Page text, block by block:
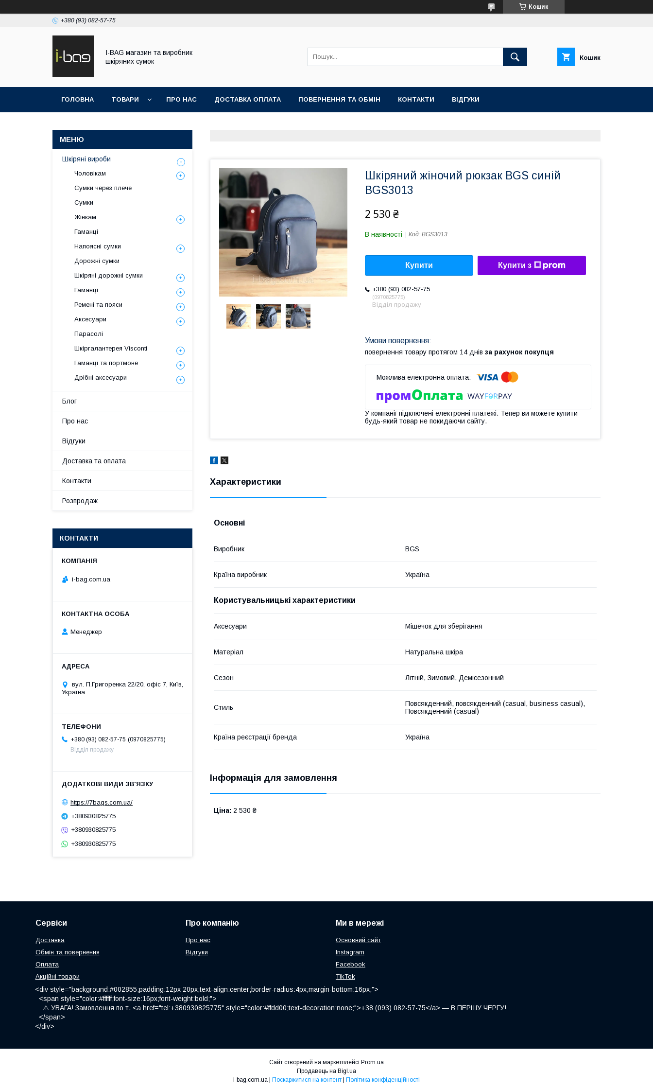
Кошик
+380 (93) 082-57-75
I-BAG магазин та виробник
шкіряних сумок
Кошик
ГОЛОВНА ТОВАРИ ПРО НАС ДОСТАВКА ОПЛАТА ПОВЕРНЕННЯ ТА ОБМІН КОНТАКТИ ВІДГУКИ
Шкіряний жіночий рюкзак BGS синій
BGS3013
2 530 ₴
В наявності Код: BGS3013
Купити Купити з
+380 (93) 082-57-75
0970825775
Відділ продажу
повернення товару протягом 14 днів за рахунок покупця
У компанії підключені електронні платежі. Тепер ви можете купити
будь-який товар не покидаючи сайту.
Характеристики
Основні
Виробник BGS
Країна виробник Україна
Користувальницькі характеристики
Аксесуари Мішечок для зберігання
Матеріал Натуральна шкіра
Сезон Літній, Зимовий, Демісезонний
Стиль
Повсякденний, повсякденний (casual, business casual),
Повсякденний (casual)
Країна реєстрації бренда Україна
Інформація для замовлення
Ціна: 2 530 ₴
Шкіряні вироби
Чоловікам
Сумки через плече
Сумки
Жінкам
Гаманці
Напоясні сумки
Дорожні сумки
Шкіряні дорожні сумки
Гаманці
Ремені та пояси
Аксесуари
Парасолі
Шкіргалантерея Visconti
Гаманці та портмоне
Дрібні аксесуари
Блог
Про нас
Відгуки
Доставка та оплата
Контакти
Розпродаж
КОНТАКТИ
i-bag.com.ua
Менеджер
вул. П.Григоренка 22/20, офіс 7, Київ,
Україна
+380 (93) 082-57-75
0970825775
Відділ продажу
https://7bags.com.ua/
+380930825775
+380930825775
+380930825775
Сервіси
Доставка
Обмін та повернення
Оплата
Акційні товари
Про компанію
Про нас
Відгуки
Ми в мережі
Основний сайт
Instagram
Facebook
TikTok
<div style="background:#002855;padding:12px 20px;text-align:center;border-radius:4px;margin-bottom:16px;">
<span style="color:#ffffff;font-size:16px;font-weight:bold;">
⚠️ УВАГА! Замовлення по т. <a href="tel:+380930825775" style="color:#ffdd00;text-decoration:none;">+38 (093) 082-57-75</a> — В ПЕРШУ ЧЕРГУ!
</span>
</div>
Сайт створений на маркетплейсі Prom.ua
Продавець на Bigl.ua
Поскаржитися на контент Політика конфіденційності